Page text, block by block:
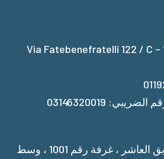
Via Fatebenefratelli 122 / C –
03146320019
48 بوابة البرج ، الطابق العاشر ، غرفة رقم 1001 ، وسط